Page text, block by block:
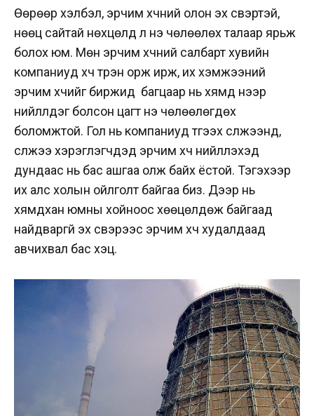
Өөрөөр хэлбэл, эрчим хүчний олон эх үүсвэртэй,
нөөц сайтай нөхцөлд л үнэ чөлөөлөх талаар ярьж
болох юм. Мөн эрчим хүчний салбарт хувийн
компаниуд хүч түрэн орж ирж, их хэмжээний
эрчим хүчийг биржид багцаар нь хямд үнээр
нийлүүлдэг болсон цагт үнэ чөлөөлөгдөх
боломжтой. Гол нь компаниуд түгээх сүлжээнд,
сүлжээ хэрэглэгчдэд эрчим хүч нийлүүлэхэд
дундаас нь бас ашгаа олж байх ёстой. Тэгэхээр
их алс холын ойлголт байгаа биз. Дээр нь
хямдхан юмны хойноос хөөцөлдөж байгаад
найдваргүй эх үүсвэрээс эрчим хүч худалдаад
авчихвал бас хэцүү.